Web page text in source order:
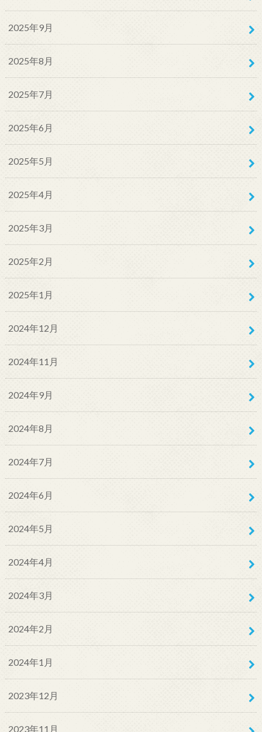
2025年9月
2025年8月
2025年7月
2025年6月
2025年5月
2025年4月
2025年3月
2025年2月
2025年1月
2024年12月
2024年11月
2024年9月
2024年8月
2024年7月
2024年6月
2024年5月
2024年4月
2024年3月
2024年2月
2024年1月
2023年12月
2023年11月